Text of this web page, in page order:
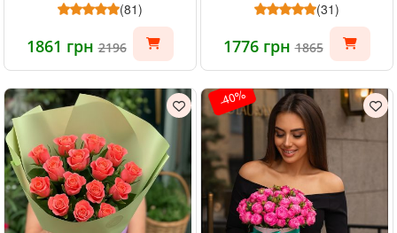
(81)
1861 грн2196
(31)
1776 грн1865
-40%